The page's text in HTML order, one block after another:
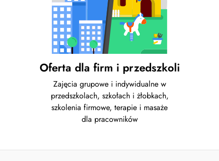
Oferta dla firm i przedszkoli
Zajęcia grupowe i indywidualne w
przedszkolach, szkołach i żłobkach,
szkolenia firmowe, terapie i masaże
dla pracowników